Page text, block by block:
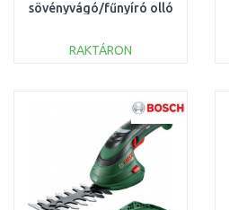
sövényvágó/fűnyíró olló
töltő nélkül
RAKTÁRON
Összehasonlítás